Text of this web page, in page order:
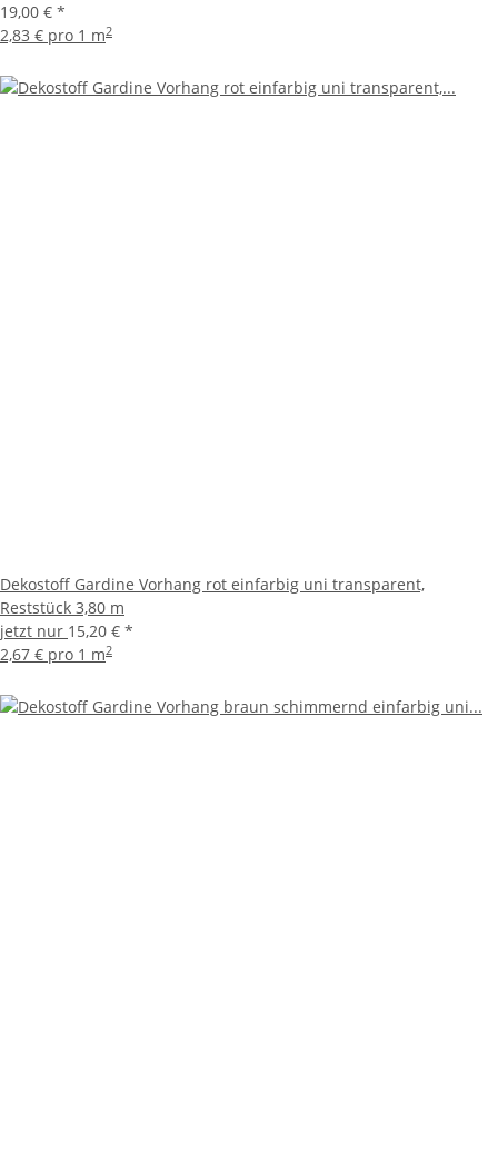
19,00 € *
2,83 € pro 1 m2
Dekostoff Gardine Vorhang rot einfarbig uni transparent,
Reststück 3,80 m
jetzt nur 15,20 € *
2,67 € pro 1 m2